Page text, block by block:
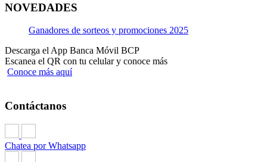
NOVEDADES
Ganadores de sorteos y promociones 2025
Descarga el App Banca Móvil BCP
Escanea el QR con tu celular y conoce más
Conoce más aquí
Contáctanos
Chatea por Whatsapp